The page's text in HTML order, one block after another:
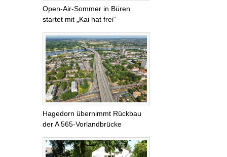
Open-Air-Sommer in Büren
startet mit „Kai hat frei“
Hagedorn übernimmt Rückbau
der A 565-Vorlandbrücke